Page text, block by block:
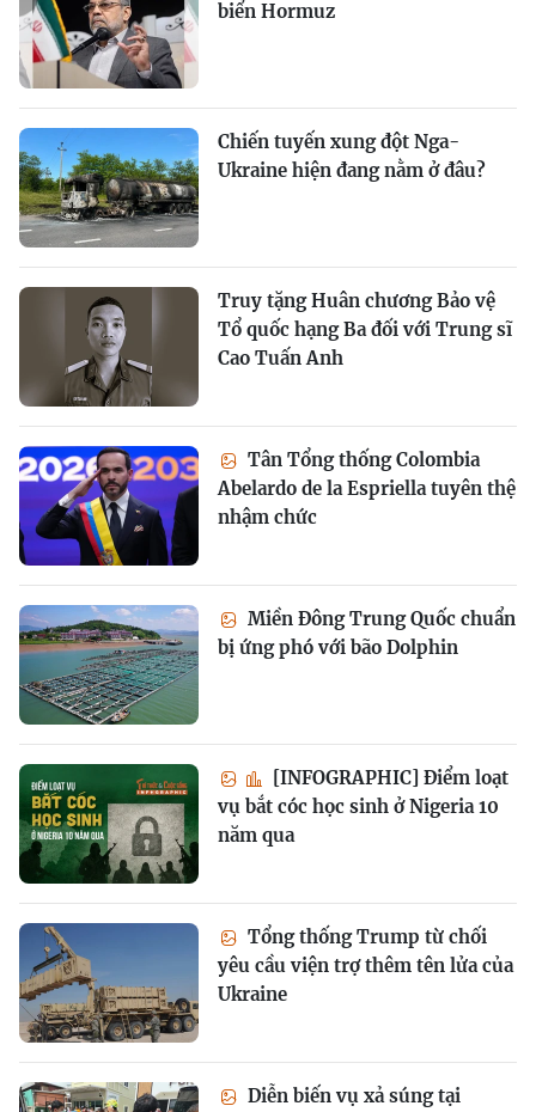
biển Hormuz
Chiến tuyến xung đột Nga-
Ukraine hiện đang nằm ở đâu?
Truy tặng Huân chương Bảo vệ
Tổ quốc hạng Ba đối với Trung sĩ
Cao Tuấn Anh
Tân Tổng thống Colombia
Abelardo de la Espriella tuyên thệ
nhậm chức
Miền Đông Trung Quốc chuẩn
bị ứng phó với bão Dolphin
[INFOGRAPHIC] Điểm loạt
vụ bắt cóc học sinh ở Nigeria 10
năm qua
Tổng thống Trump từ chối
yêu cầu viện trợ thêm tên lửa của
Ukraine
Diễn biến vụ xả súng tại